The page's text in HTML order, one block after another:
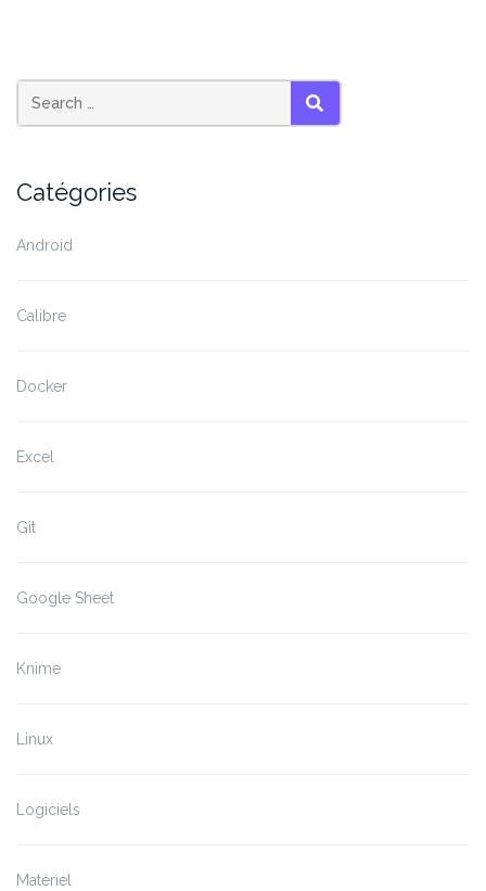
dans
SEARCH
Catégories
Android
Calibre
Docker
Excel
Git
Google Sheet
Knime
Linux
Logiciels
Matériel